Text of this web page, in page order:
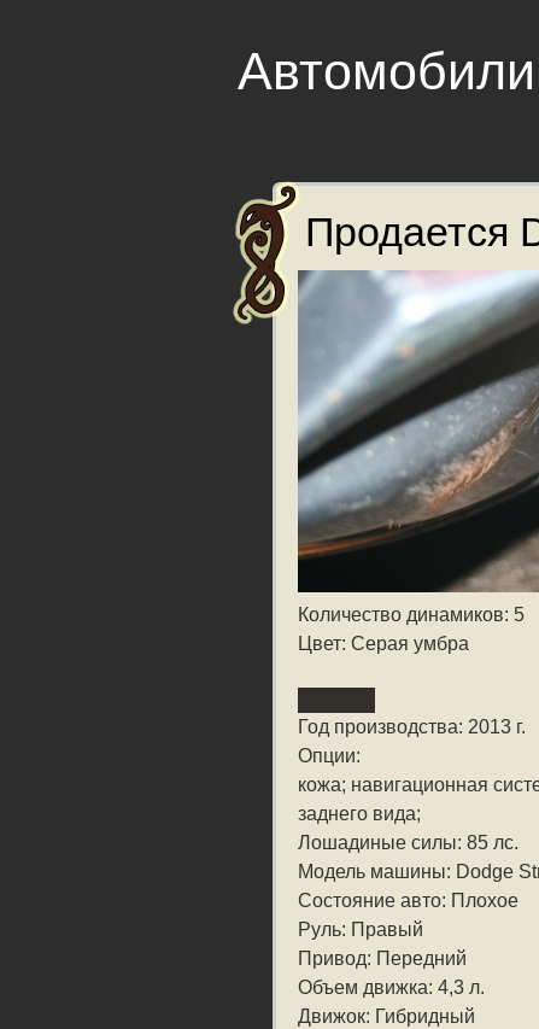
Автомобили
Продается
Количество динамиков: 5
Цвет: Серая умбра
Год производства: 2013 г.
Опции:
кожа; навигационная
заднего вида;
Лошадиные силы: 85 лс.
Модель машины: Dodge
Состояние авто: Плохое
Руль: Правый
Привод: Передний
Объем движка: 4,3 л.
Движок: Гибридный